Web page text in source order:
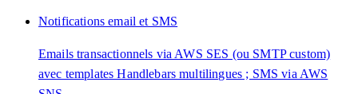
Notifications email et SMS
Emails transactionnels via AWS SES (ou SMTP custom)
avec templates Handlebars multilingues ; SMS via AWS